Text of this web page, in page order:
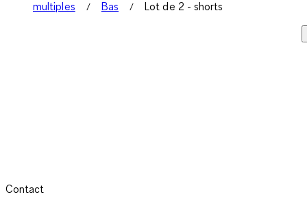
multiples Bas Lot de 2 - shorts
Contact